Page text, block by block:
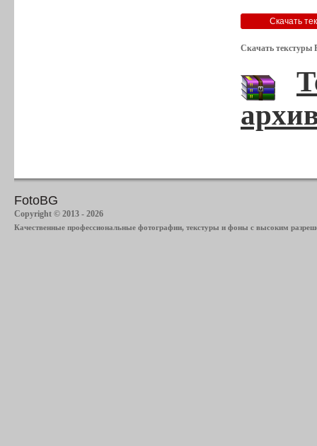
Скачать текстуры
FotoBG
Copyright © 2013 - 2026
Качественные профессиональные фотографии, текстуры и фоны с высоким